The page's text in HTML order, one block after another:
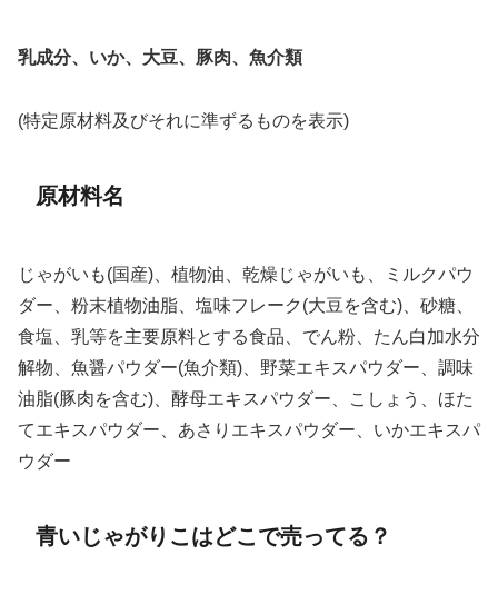
乳成分、いか、大豆、豚肉、魚介類
(特定原材料及びそれに準ずるものを表示)
原材料名
じゃがいも(国産)、植物油、乾燥じゃがいも、ミルクパウ
ダー、粉末植物油脂、塩味フレーク(大豆を含む)、砂糖、
食塩、乳等を主要原料とする食品、でん粉、たん白加水分
解物、魚醤パウダー(魚介類)、野菜エキスパウダー、調味
油脂(豚肉を含む)、酵母エキスパウダー、こしょう、ほた
てエキスパウダー、あさりエキスパウダー、いかエキスパ
ウダー
青いじゃがりこはどこで売ってる？